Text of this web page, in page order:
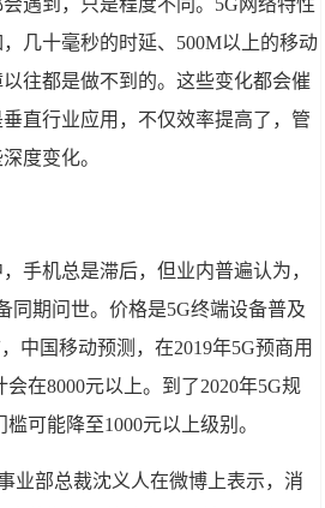
遇到，只是程度不同。5G网络特性
几十毫秒的时延、500M以上的移动
往都是做不到的。这些变化都会催
直行业应用，不仅效率提高了，管
度变化。
手机总是滞后，但业内普遍认为，
同期问世。价格是5G终端设备普及
中国移动预测，在2019年5G预商用
在8000元以上。到了2020年5G规
可能降至1000元以上级别。
业部总裁沈义人在微博上表示，消